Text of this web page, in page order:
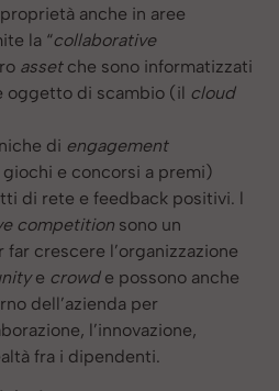
anche in aree
la “collaborative
asset che sono informatizzati
oggetto di scambio (il cloud
di engagement
giochi e concorsi a premi)
di rete e feedback positivi. l
competition sono un
crescere l’organizzazione
e crowd e possono anche
dell’azienda per
l’innovazione,
fra i dipendenti.